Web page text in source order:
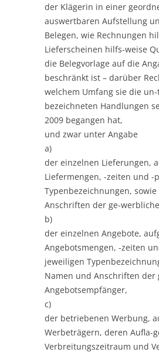
der Klägerin in einer
auswertbaren Aufstellung
Belegen, wie Rechnungen
Lieferscheinen hilfs-weise
die Belegvorlage auf die
beschränkt ist – darüber
welchem Umfang sie die
bezeichneten Handlungen
2009 begangen hat,
und zwar unter Angabe
a)
der einzelnen Lieferungen,
Liefermengen, -zeiten und -
Typenbezeichnungen,
Anschriften der ge-
b)
der einzelnen Angebote,
Angebotsmengen, -zeiten
jeweiligen
Namen und Anschriften der
Angebotsempfänger,
c)
der betriebenen Werbung,
Werbeträgern, deren Aufla-
Verbreitungszeitraum und